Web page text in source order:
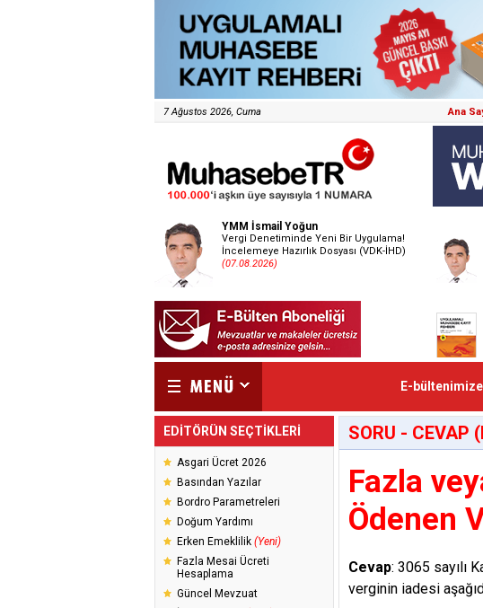
7 Ağustos 2026, Cuma Ana
YMM İsmail Yoğun
Vergi Denetiminde Yeni Bir Uygulama!
İncelemeye Hazırlık Dosyası (VDK-İHD)
(07.08.2026)
E-
EDİTÖRÜN SEÇTİKLERİ
Asgari Ücret 2026
Basından Yazılar
Bordro Parametreleri
Doğum Yardımı
Erken Emeklilik (Yeni)
Fazla Mesai Ücreti
Hesaplama
Güncel Mevzuat
SORU - CEVAP
Fazla
Ödenen
Cevap: 3065 sayılı
verginin iadesi